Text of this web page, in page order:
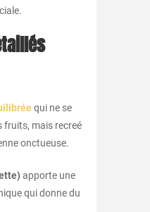
qui ne se
fruits, mais recreé
onctueuse.
apporte une
qui donne du